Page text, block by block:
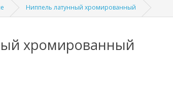
Ниппель латунный хромированный
хромированный